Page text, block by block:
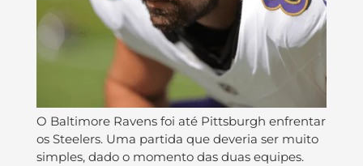
O Baltimore Ravens foi até Pittsburgh enfrentar
os Steelers. Uma partida que deveria ser muito
simples, dado o momento das duas equipes.